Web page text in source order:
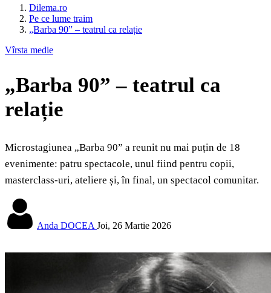
Dilema.ro
Pe ce lume traim
„Barba 90” – teatrul ca relație
Vîrsta medie
„Barba 90” – teatrul ca
relație
Microstagiunea „Barba 90” a reunit nu mai puțin de 18
evenimente: patru spectacole, unul fiind pentru copii,
masterclass-uri, ateliere și, în final, un spectacol comunitar.
Anda DOCEA Joi, 26 Martie 2026